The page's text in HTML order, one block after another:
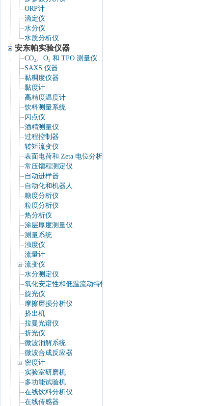
ORP计
滴定仪
水分仪
水质分析仪
安东帕实验仪器
CO₂、O₂ 和 TPO 测量仪
SAXS 仪器
黏稠度仪器
黏度计
高精度温度计
饮料测量系统
闪点仪
酒精测量仪
过程控制器
转矩流变仪
表面电荷和 Zeta 电位分析仪
常压馏程测定仪
自动进样器
自动化和机器人
糖度分析仪
粒度分析仪
热分析仪
涂层厚度测量仪
测量系统
浊度仪
流量计
流变仪
水分测定仪
氧化安定性和低温流动特性
旋光仪
摩擦磨损分析仪
挤出机
拉曼光谱仪
折光仪
微波消解系统
微波合成反应器
密度计
实验室研磨机
多功能试验机
在线饮料分析仪
在线传感器